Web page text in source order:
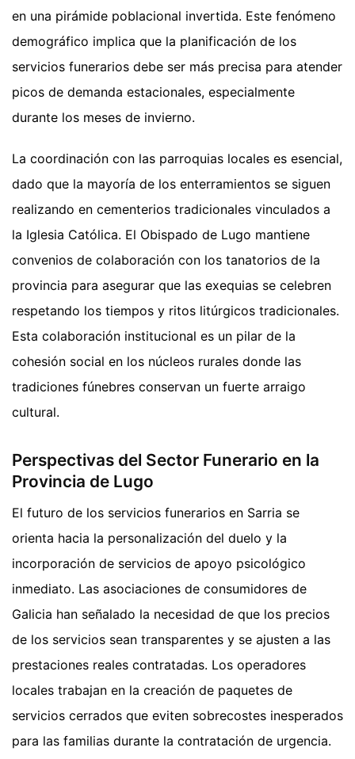
en una pirámide poblacional invertida. Este fenómeno
demográfico implica que la planificación de los
servicios funerarios debe ser más precisa para atender
picos de demanda estacionales, especialmente
durante los meses de invierno.
La coordinación con las parroquias locales es esencial,
dado que la mayoría de los enterramientos se siguen
realizando en cementerios tradicionales vinculados a
la Iglesia Católica. El Obispado de Lugo mantiene
convenios de colaboración con los tanatorios de la
provincia para asegurar que las exequias se celebren
respetando los tiempos y ritos litúrgicos tradicionales.
Esta colaboración institucional es un pilar de la
cohesión social en los núcleos rurales donde las
tradiciones fúnebres conservan un fuerte arraigo
cultural.
Perspectivas del Sector Funerario en la
Provincia de Lugo
El futuro de los servicios funerarios en Sarria se
orienta hacia la personalización del duelo y la
incorporación de servicios de apoyo psicológico
inmediato. Las asociaciones de consumidores de
Galicia han señalado la necesidad de que los precios
de los servicios sean transparentes y se ajusten a las
prestaciones reales contratadas. Los operadores
locales trabajan en la creación de paquetes de
servicios cerrados que eviten sobrecostes inesperados
para las familias durante la contratación de urgencia.